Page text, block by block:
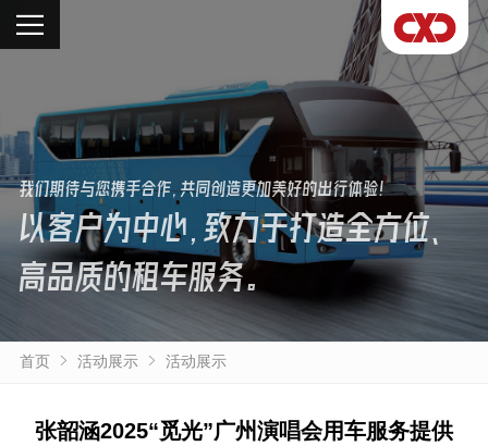
我们期待与您携手合作，共同创造更加美好的出行体验！
以客户为中心，致力于打造全方位、
高品质的租车服务。
首页 活动展示 活动展示
张韶涵2025“觅光”广州演唱会用车服务提供